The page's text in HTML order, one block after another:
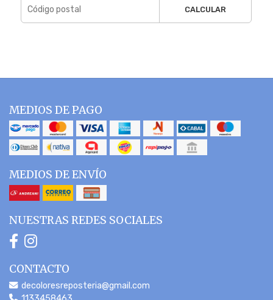
CALCULAR
MEDIOS DE PAGO
MEDIOS DE ENVÍO
NUESTRAS REDES SOCIALES
CONTACTO
decoloresreposteria@gmail.com